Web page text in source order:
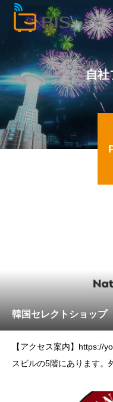
自社
韓国セレクトショッ
【アクセス案内】https://
スビルの5階にあります。